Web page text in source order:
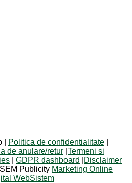
| Politica de confidentialitate
de anulare/retur Termeni si
GDPR dashboard
Disclaimer
Publicity Marketing Online
WebSistem